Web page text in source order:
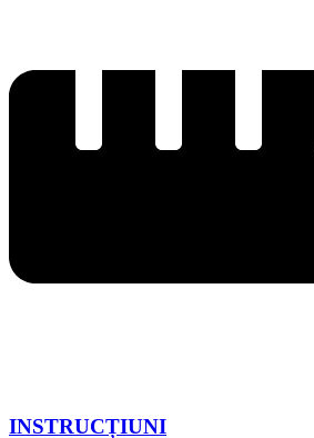
INSTRUCȚIUNI